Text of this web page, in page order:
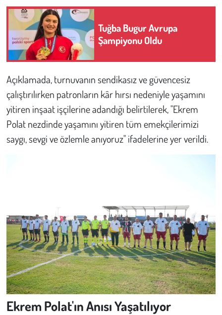
Tuğba Bugur Avrupa
Şampiyonu Oldu
Açıklamada, turnuvanın sendikasız ve güvencesiz
çalıştırılırken patronların kâr hırsı nedeniyle yaşamını
yitiren inşaat işçilerine adandığı belirtilerek, "Ekrem
Polat nezdinde yaşamını yitiren tüm emekçilerimizi
saygı, sevgi ve özlemle anıyoruz" ifadelerine yer verildi.
Ekrem Polat'ın Anısı Yaşatılıyor